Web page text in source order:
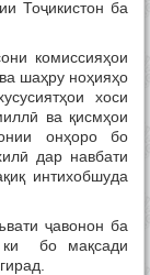
Тоҷикистон ба
комиссияҳои
шаҳру ноҳияҳо
хоси
ва қисмҳои
онҳоро бо
дар навбати
интихобшуда
ҷавонон ба
ки бо мақсади